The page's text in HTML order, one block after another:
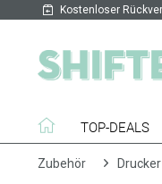
Kostenloser
TOP-DEALS
Zubehör